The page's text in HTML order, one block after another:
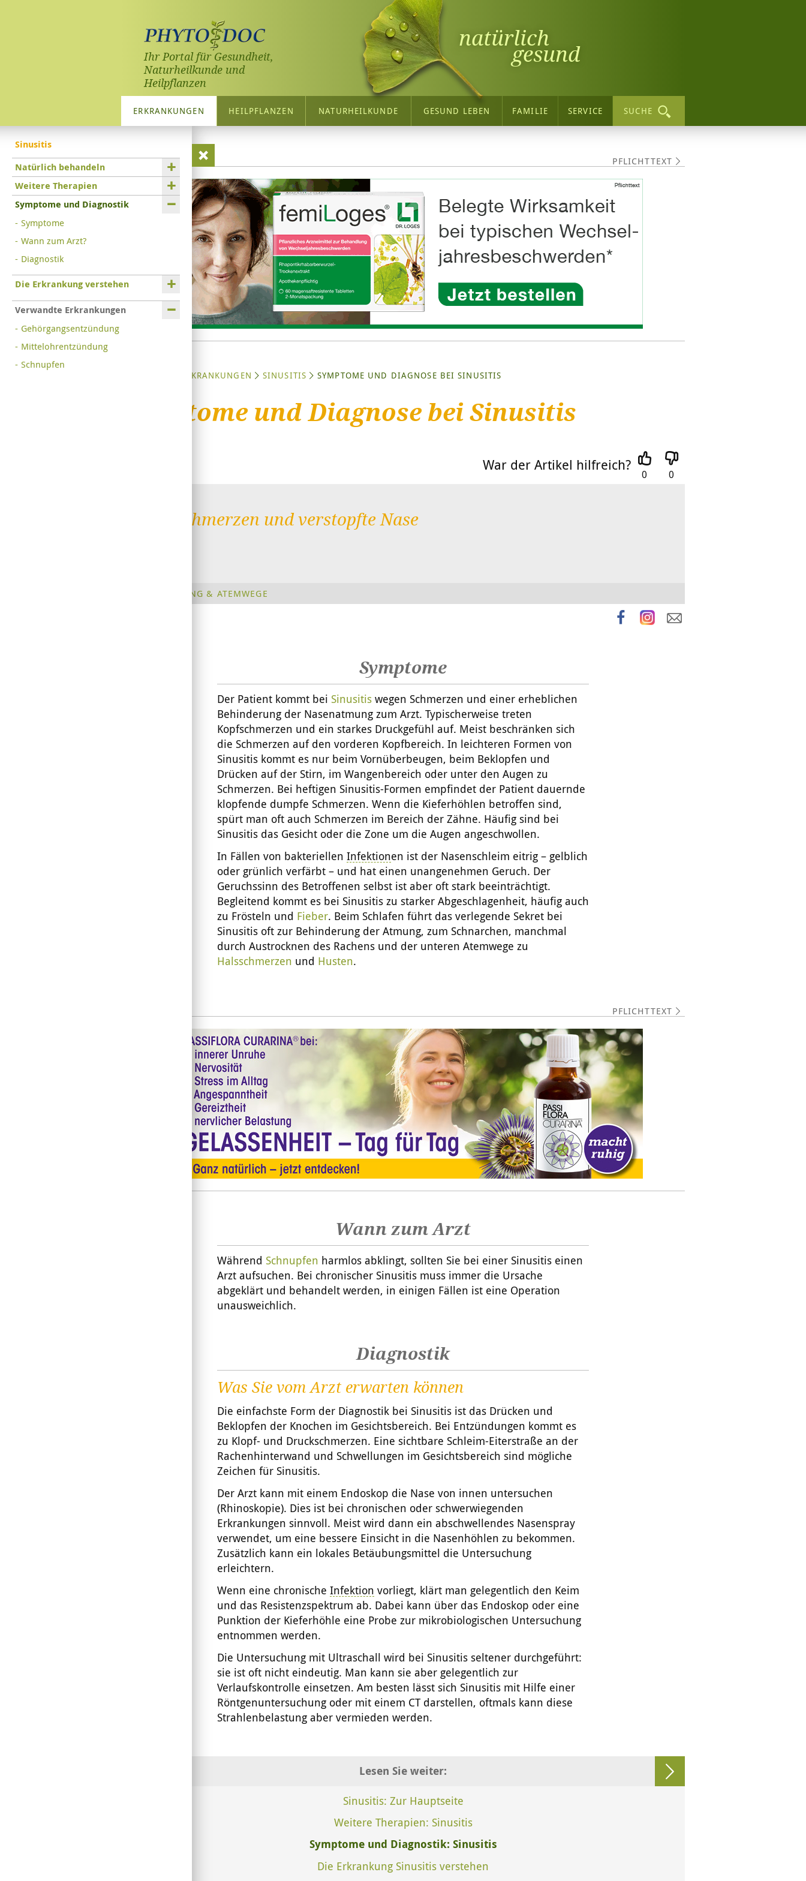
Ihr Portal für Gesundheit,
Naturheilkunde und
Heilpflanzen
natürlich
gesund
ERKRANKUNGEN HEILPFLANZEN NATURHEILKUNDE GESUND LEBEN FAMILIE SERVICE SUCHE
PFLICHTTEXT
ERKRANKUNGEN SINUSITIS SYMPTOME UND DIAGNOSE BEI SINUSITIS
Symptome und Diagnose bei Sinusitis
War der Artikel hilfreich?
0 0
Kopfschmerzen und verstopfte Nase
ERKÄLTUNG & ATEMWEGE
Sinusitis
Natürlich behandeln
Weitere Therapien
Symptome und Diagnostik
Symptome
Wann zum Arzt?
Diagnostik
Die Erkrankung verstehen
Verwandte Erkrankungen
Gehörgangsentzündung
Mittelohrentzündung
Schnupfen
Symptome
Der Patient kommt bei Sinusitis wegen Schmerzen und einer erheblichen
Behinderung der Nasenatmung zum Arzt. Typischerweise treten
Kopfschmerzen und ein starkes Druckgefühl auf. Meist beschränken sich
die Schmerzen auf den vorderen Kopfbereich. In leichteren Formen von
Sinusitis kommt es nur beim Vornüberbeugen, beim Beklopfen und
Drücken auf der Stirn, im Wangenbereich oder unter den Augen zu
Schmerzen. Bei heftigen Sinusitis-Formen empfindet der Patient dauernde
klopfende dumpfe Schmerzen. Wenn die Kieferhöhlen betroffen sind,
spürt man oft auch Schmerzen im Bereich der Zähne. Häufig sind bei
Sinusitis das Gesicht oder die Zone um die Augen angeschwollen.
In Fällen von bakteriellen Infektionen ist der Nasenschleim eitrig – gelblich
oder grünlich verfärbt – und hat einen unangenehmen Geruch. Der
Geruchssinn des Betroffenen selbst ist aber oft stark beeinträchtigt.
Begleitend kommt es bei Sinusitis zu starker Abgeschlagenheit, häufig auch
zu Frösteln und Fieber. Beim Schlafen führt das verlegende Sekret bei
Sinusitis oft zur Behinderung der Atmung, zum Schnarchen, manchmal
durch Austrocknen des Rachens und der unteren Atemwege zu
Halsschmerzen und Husten.
PFLICHTTEXT
Wann zum Arzt
Während Schnupfen harmlos abklingt, sollten Sie bei einer Sinusitis einen
Arzt aufsuchen. Bei chronischer Sinusitis muss immer die Ursache
abgeklärt und behandelt werden, in einigen Fällen ist eine Operation
unausweichlich.
Diagnostik
Was Sie vom Arzt erwarten können
Die einfachste Form der Diagnostik bei Sinusitis ist das Drücken und
Beklopfen der Knochen im Gesichtsbereich. Bei Entzündungen kommt es
zu Klopf- und Druckschmerzen. Eine sichtbare Schleim-Eiterstraße an der
Rachenhinterwand und Schwellungen im Gesichtsbereich sind mögliche
Zeichen für Sinusitis.
Der Arzt kann mit einem Endoskop die Nase von innen untersuchen
(Rhinoskopie). Dies ist bei chronischen oder schwerwiegenden
Erkrankungen sinnvoll. Meist wird dann ein abschwellendes Nasenspray
verwendet, um eine bessere Einsicht in die Nasenhöhlen zu bekommen.
Zusätzlich kann ein lokales Betäubungsmittel die Untersuchung
erleichtern.
Wenn eine chronische Infektion vorliegt, klärt man gelegentlich den Keim
und das Resistenzspektrum ab. Dabei kann über das Endoskop oder eine
Punktion der Kieferhöhle eine Probe zur mikrobiologischen Untersuchung
entnommen werden.
Die Untersuchung mit Ultraschall wird bei Sinusitis seltener durchgeführt:
sie ist oft nicht eindeutig. Man kann sie aber gelegentlich zur
Verlaufskontrolle einsetzen. Am besten lässt sich Sinusitis mit Hilfe einer
Röntgenuntersuchung oder mit einem CT darstellen, oftmals kann diese
Strahlenbelastung aber vermieden werden.
Lesen Sie weiter:
Sinusitis: Zur Hauptseite
Weitere Therapien: Sinusitis
Symptome und Diagnostik: Sinusitis
Die Erkrankung Sinusitis verstehen